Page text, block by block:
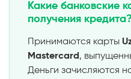
Какие банковские
получения кредита?
Принимаются карты
Mastercard ,
Деньги зачисляются